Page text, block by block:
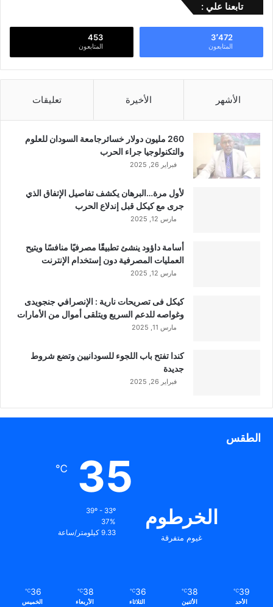
تابعنا علي :
3٬472
المتابعون
453
المتابعون
الأشهر الأخيرة تعليقات
260 مليون دولار خسائرجامعة السودان للعلوم
والتكنولوجيا جراء الحرب
فبراير 26, 2025
لأول مرة…البرهان يكشف تفاصيل الإتفاق الذي
جرى مع كيكل قبل إندلاع الحرب
مارس 12, 2025
أسامة داؤود ينشئ تطبيقًا مصرفيًا منافسًا ويتيح
العمليات المصرفية دون إستخدام الإنترنت
مارس 12, 2025
كيكل فى تصريحات نارية : الإنصرافي جنجويدى
وغواصه للدعم السريع ويتلقى أموال من الأمارات
مارس 11, 2025
كندا تفتح باب اللجوء للسودانيين وتضع شروط
جديدة
فبراير 26, 2025
الطقس
الخرطوم
غيوم متفرقة
35
℃
39º - 33º
37%
9.33 كيلومتر/ساعة
39
℃
الأحد
38
℃
الأثنين
36
℃
الثلاثاء
38
℃
الأربعاء
36
℃
الخميس